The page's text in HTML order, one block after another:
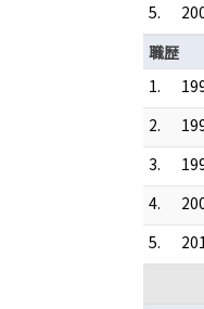
5.
職歴
1.
2.
3.
4.
5.